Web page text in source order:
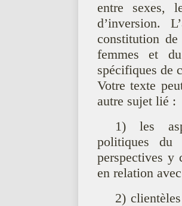
entre sexes,
d’inversion.
constitution
femmes et
spécifiques de
Votre texte
autre sujet lié :
1) les
politiques du
perspectives y
en relation
2)